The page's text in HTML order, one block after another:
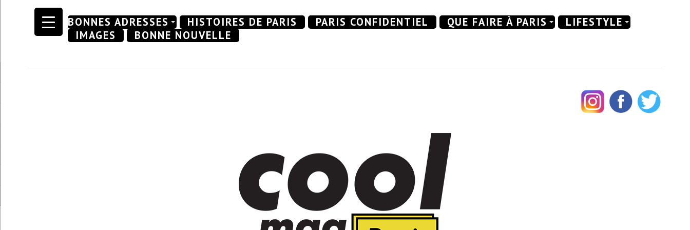
Skip
BONNES ADRESSES HISTOIRES DE PARIS PARIS CONFIDENTIEL QUE FAIRE À PARIS
LIFESTYLE
IMAGES
BONNE NOUVELLE